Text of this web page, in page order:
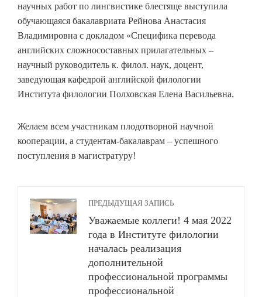
научных работ по лингвистике блестяще выступила
обучающаяся бакалавриата Рейнова Анастасия
Владимировна с докладом «Специфика перевода
английских сложносоставных прилагательных –
научный руководитель к. филол. наук, доцент,
заведующая кафедрой английской филологии
Института филологии Полховская Елена Васильевна.
Желаем всем участникам плодотворной научной
кооперации, а студентам-бакалаврам – успешного
поступления в магистратуру!
ПРЕДЫДУЩАЯ ЗАПИСЬ
Уважаемые коллеги! 4 мая 2022
года в Институте филологии
началась реализация
дополнительной
профессиональной программы
профессиональной